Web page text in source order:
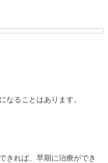
なることはあります。
きれば、早期に治療ができ